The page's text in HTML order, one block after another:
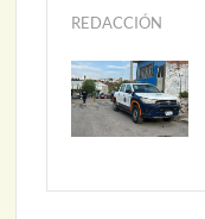
,
2
0
6
REDACCIÓN
n
i
o